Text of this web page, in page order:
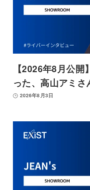
【2026年8月公
った、高山アミ
2026年8月3日